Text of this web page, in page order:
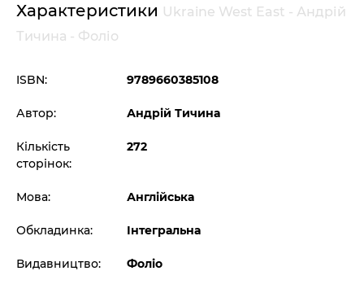
Характеристики Ukraine West East - Андрій
Тичина - Фоліо
ISBN: 9789660385108
Автор: Андрій Тичина
Кількість
сторінок:
272
Мова: Англійська
Обкладинка: Інтегральна
Видавництво: Фоліо